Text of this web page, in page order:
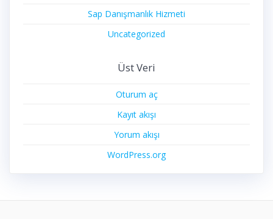
Sap Danışmanlık Hizmeti
Uncategorized
Üst Veri
Oturum aç
Kayıt akışı
Yorum akışı
WordPress.org